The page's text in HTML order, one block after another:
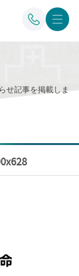
せ記事を掲載しま